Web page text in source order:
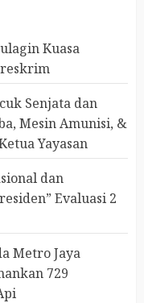
Kuasa
Senjata dan
Mesin Amunisi, &
Yayasan
dan
Evaluasi 2
Metro Jaya
729